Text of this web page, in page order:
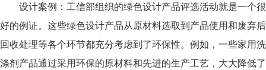
设计案例：工信部组织的绿色设计产品评选活动就是一个很
好的例证。这些绿色设计产品从原材料选取到产品使用和废弃后
回收处理等各个环节都充分考虑到了环保性。例如，一些家用洗
涤剂产品通过采用环保的原材料和先进的生产工艺，大大降低了